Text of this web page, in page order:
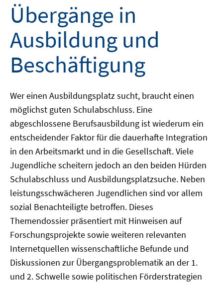
Übergänge in
Ausbildung und
Beschäftigung
Wer einen Ausbildungsplatz sucht, braucht einen
möglichst guten Schulabschluss. Eine
abgeschlossene Berufsausbildung ist wiederum ein
entscheidender Faktor für die dauerhafte Integration
in den Arbeitsmarkt und in die Gesellschaft. Viele
Jugendliche scheitern jedoch an den beiden Hürden
Schulabschluss und Ausbildungsplatzsuche. Neben
leistungsschwächeren Jugendlichen sind vor allem
sozial Benachteiligte betroffen. Dieses
Themendossier präsentiert mit Hinweisen auf
Forschungsprojekte sowie weiteren relevanten
Internetquellen wissenschaftliche Befunde und
Diskussionen zur Übergangsproblematik an der 1.
und 2. Schwelle sowie politischen Förderstrategien